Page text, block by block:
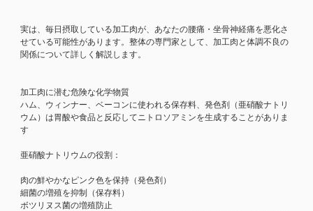
実は、毎日摂取している加工肉が、あなたの腰痛・坐骨神経痛を悪化さ
せている可能性があります。整体の専門家として、加工肉と体調不良の
関係について詳しく解説します。
加工肉に潜む危険な化学物質
ハム、ウィンナー、ベーコンに使われる保存料、発色剤（亜硝酸ナトリ
ウム）は胃酸や食品と反応してニトロソアミンを生成することがありま
す
亜硝酸ナトリウムの役割：
肉の鮮やかなピンク色を保持（発色剤）
細菌の増殖を抑制（保存料）
ボツリヌス菌の増殖防止